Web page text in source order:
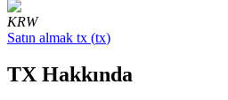
KRW
Satın almak tx (tx)
TX Hakkında